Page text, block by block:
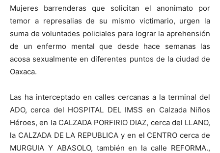
Mujeres barrenderas que solicitan el anonimato por
temor a represalias de su mismo victimario, urgen la
suma de voluntades policiales para lograr la aprehensión
de un enfermo mental que desde hace semanas las
acosa sexualmente en diferentes puntos de la ciudad de
Oaxaca.
Las ha interceptado en calles cercanas a la terminal del
ADO, cerca del HOSPITAL DEL IMSS en Calzada Niños
Héroes, en la CALZADA PORFIRIO DIAZ, cerca del LLANO,
la CALZADA DE LA REPUBLICA y en el CENTRO cerca de
MURGUIA Y ABASOLO, también en la calle REFORMA.,